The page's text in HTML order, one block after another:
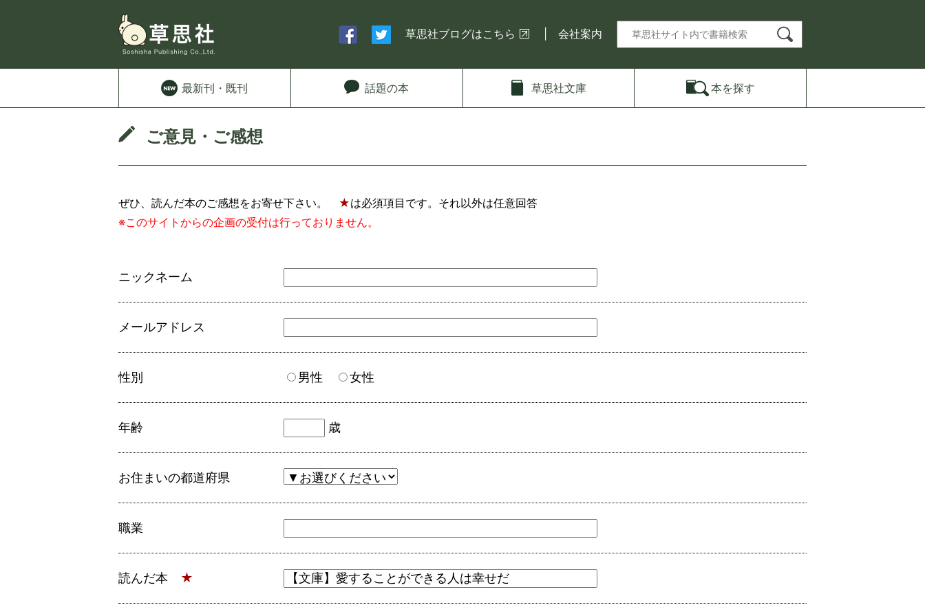
草思社ブログはこちら 会社案内
最新刊 ・既刊 話題の本 草思社文庫 本を探す
ご意見・ご感想
ぜひ、読んだ本のご感想をお寄せ下さい。 ★は必須項目です。それ以外は任意回答
※このサイトからの企画の受付は行っておりません。
ニックネーム
メールアドレス
性別 男性 女性
年齢 歳
お住まいの都道府県
職業
読んだ本 ★